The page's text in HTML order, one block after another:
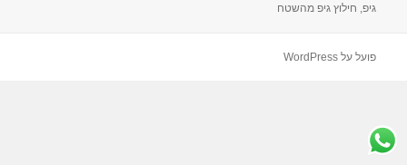
בתאריך
גיפ, חילוץ גיפ מהשטח
פועל על WordPress